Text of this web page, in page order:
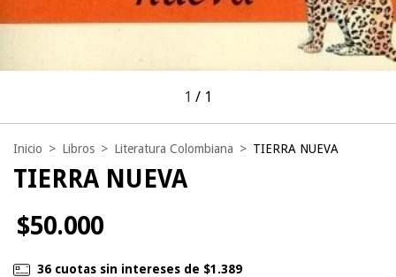
1 / 1
Inicio > Libros > Literatura Colombiana > TIERRA NUEVA
TIERRA NUEVA
$50.000
36 cuotas sin intereses de $1.389